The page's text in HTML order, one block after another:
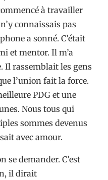
à travailler
connaissais pas
a sonné. C’était
et mentor. Il m’a
Il rassemblait les gens
l’union fait la force.
PDG et une
Nous tous qui
sommes devenus
avec amour.
se demander. C’est
il dirait